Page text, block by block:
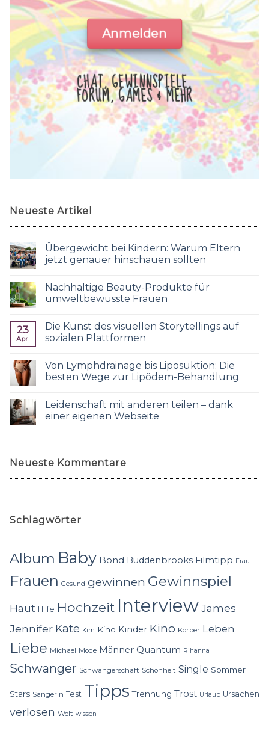
Anmelden
CHAT, GEWINNSPIELE,
FORUM, GAMES & MEHR
Neueste Artikel
Übergewicht bei Kindern: Warum Eltern
jetzt genauer hinschauen sollten
Nachhaltige Beauty-Produkte für
umweltbewusste Frauen
23
Apr.
Die Kunst des visuellen Storytellings auf
sozialen Plattformen
Von Lymphdrainage bis Liposuktion: Die
besten Wege zur Lipödem-Behandlung
Leidenschaft mit anderen teilen – dank
einer eigenen Webseite
Neueste Kommentare
Schlagwörter
Album Baby Bond Buddenbrooks Filmtipp Frau
Frauen Gesund gewinnen Gewinnspiel
Haut Hilfe Hochzeit InterviewJames
Jennifer Kate Kim Kind Kinder Kino Körper Leben
Liebe Michael Mode Männer Quantum Rihanna
Schwanger Schwangerschaft Schönheit Single Sommer
Stars Sängerin Test Tipps Trennung Trost Urlaub Ursachen
verlosen Welt wissen